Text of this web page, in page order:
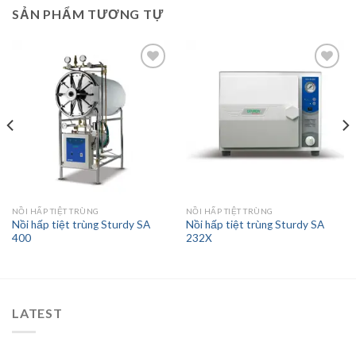
SẢN PHẨM TƯƠNG TỰ
NỒI HẤP TIỆT TRÙNG
Nồi hấp tiệt trùng Sturdy SA
400
Add to
wishlist
NỒI HẤP TIỆT TRÙNG
Nồi hấp tiệt trùng Sturdy SA
232X
LATEST